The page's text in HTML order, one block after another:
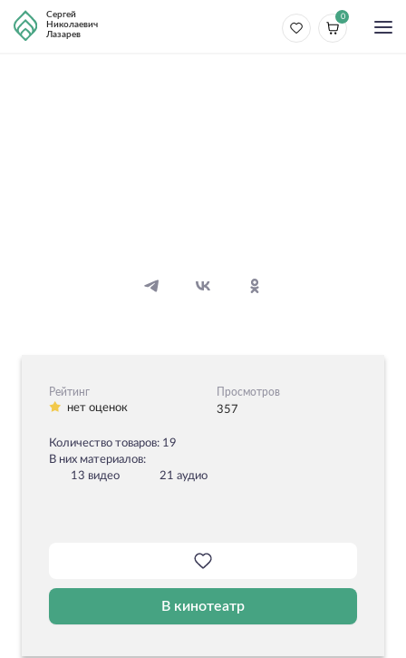
Сергей
Николаевич
Лазарев
0
Рейтинг
нет оценок
Просмотров
357
Количество товаров: 19
В них материалов:
13 видео
21 аудио
В кинотеатр